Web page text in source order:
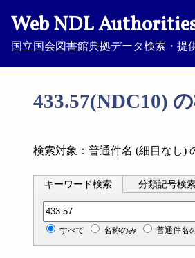
Web NDL
国立国会図書館典拠データ検索・提
433.57(NDC10)
検索対象：普通件名 (細目なし)
キーワード検索 分類記号検
分類記号検索
すべて 名称のみ 普通件名